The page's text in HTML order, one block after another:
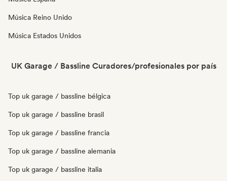
Música Reino Unido
Música Estados Unidos
UK Garage / Bassline Curadores/profesionales por país
Top uk garage / bassline bélgica
Top uk garage / bassline brasil
Top uk garage / bassline francia
Top uk garage / bassline alemania
Top uk garage / bassline italia